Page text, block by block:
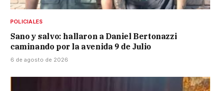
POLICIALES
Sano y salvo: hallaron a Daniel Bertonazzi
caminando por la avenida 9 de Julio
6 de agosto de 2026